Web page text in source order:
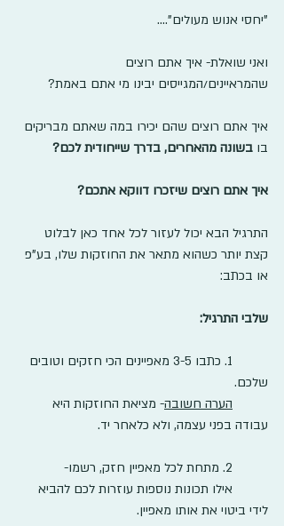
"יחסי אנוש מעולים"....
ואני שואלת- איך אתם רוצים
שהמראיינים/המגייסים יבינו מי אתם באמת?
איך אתם רוצים שהם יכירו במה שאתם מבריקים
בו בשונה מהאחרים, בדרך שייחודית לכם?
איך אתם רוצים שיזכרו דווקא אתכם?
התרגיל הבא יכול לעזור לכל אחד כאן לבלוט
קצת יותר כשהוא מתאר את החוזקות שלו, בע"פ
או בכתב:
שלבי התרגיל:
	1. כתבו 3-5 מאפיינים הכי חזקים וטובים
שלכם.
הערה חשובה- מציאת החוזקות היא
עבודה בפני עצמה, ולא כלאחר יד.
	אילו תכונות נוספות עוזרות לכם להביא
לידי ביטוי את אותו מאפיין.